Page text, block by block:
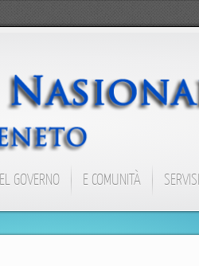
EL GOVERNO E COMUNITÀ SERVISI